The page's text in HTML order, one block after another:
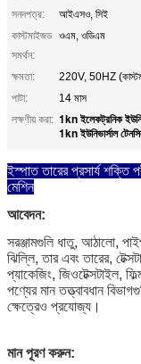
সনদপত্র:
আইএসও, সিই
কাস্টমাইজড
সমর্থন:
ওএম, ওডিএম
ক্ষমতা:
220V, 50HZ
পাটা:
14 মাস
লক্ষণীয় করা: 1kn ইলেকট্রনিক
1kn ইউনিভার্সাল
ইস্পাত তারের প্রসার্য শক্তি
মেশিন
আবেদন:
সরঞ্জামগুলি ধাতু, আঠালো,
ঝিল্লি, তার এবং তারের,
প্যাকেজিং, জিওটেক্সটাইল,
পণ্যের মান তত্ত্বাবধান
ক্ষেত্রেও প্রযোজ্য।
মান পূরণ করুন: